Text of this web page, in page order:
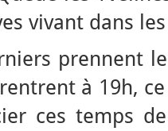
vivant dans
prennent
à 19h,
ces temps